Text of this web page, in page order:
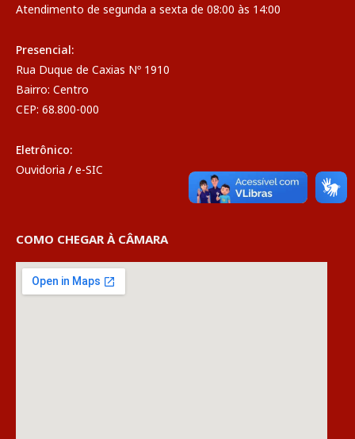
Atendimento de segunda a sexta de 08:00 às 14:00
Presencial:
Rua Duque de Caxias Nº 1910
Bairro: Centro
CEP: 68.800-000
Eletrônico:
Ouvidoria / e-SIC
COMO CHEGAR À CÂMARA